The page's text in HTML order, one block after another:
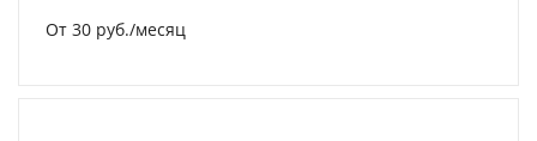
От 30 руб./месяц